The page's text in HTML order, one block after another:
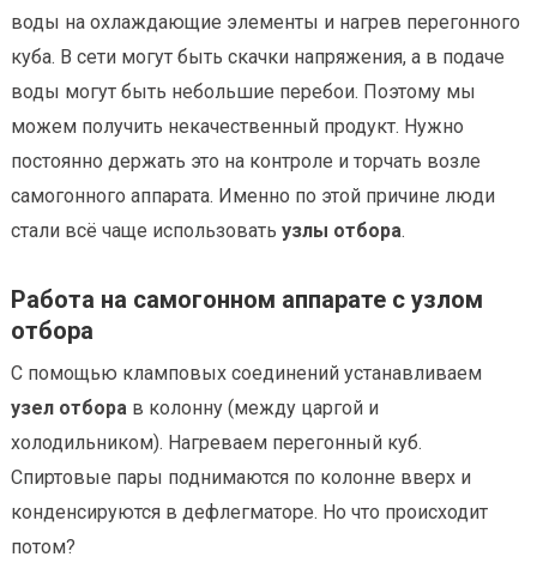
воды на охлаждающие элементы и нагрев перегонного
куба. В сети могут быть скачки напряжения, а в подаче
воды могут быть небольшие перебои. Поэтому мы
можем получить некачественный продукт. Нужно
постоянно держать это на контроле и торчать возле
самогонного аппарата. Именно по этой причине люди
стали всё чаще использовать узлы отбора.
Работа на самогонном аппарате с узлом
отбора
С помощью кламповых соединений устанавливаем
узел отбора в колонну (между царгой и
холодильником). Нагреваем перегонный куб.
Спиртовые пары поднимаются по колонне вверх и
конденсируются в дефлегматоре. Но что происходит
потом?